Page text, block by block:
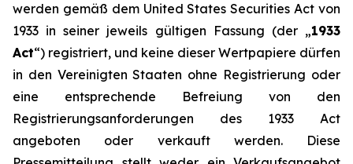
werden gemäß dem United States Securities Act von
1933 in seiner jeweils gültigen Fassung (der „1933
Act“) registriert, und keine dieser Wertpapiere dürfen
in den Vereinigten Staaten ohne Registrierung oder
eine entsprechende Befreiung von den
Registrierungsanforderungen des 1933 Act
angeboten oder verkauft werden. Diese